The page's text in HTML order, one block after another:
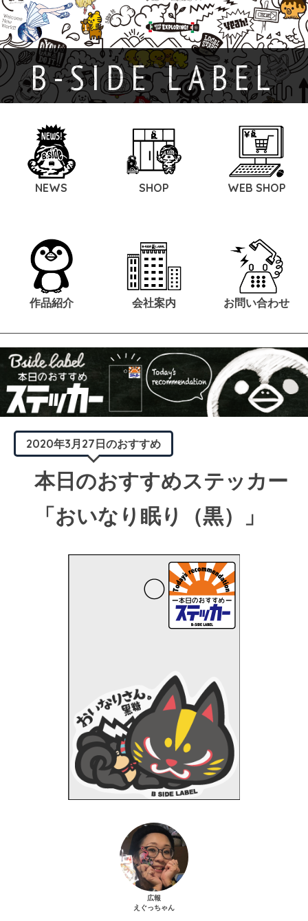
B-SIDE LABEL
NEWS SHOP WEB SHOP
作品紹介 会社案内 お問い合わせ
2020年3月27日のおすすめ
本日のおすすめステッカー
「おいなり眠り（黒）」
広報
えぐっちゃん